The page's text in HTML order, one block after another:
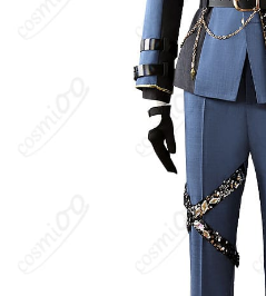
PayPal、銀
着用シーン
コスプレイ
演、ハロウィ
ハンガーに吊
衣装袋に保管
新品未使用
手洗い推奨
本件は『プロジェクトセカイ カラ
ク』および『あんさんぶるスター